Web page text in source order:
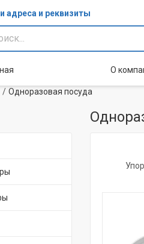
адреса и реквизиты
О
Одноразовая посуда